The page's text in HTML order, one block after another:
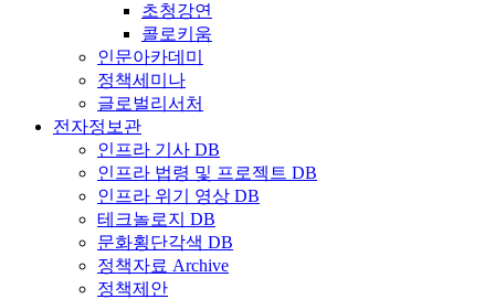
초청강연
콜로키움
인문아카데미
정책세미나
글로벌리서처
전자정보관
인프라 기사 DB
인프라 법령 및 프로젝트 DB
인프라 위기 영상 DB
테크놀로지 DB
문화횡단각색 DB
정책자료 Archive
정책제안